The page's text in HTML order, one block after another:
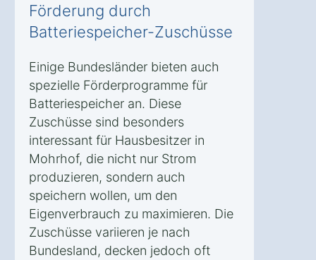
Förderung durch
Batteriespeicher-Zuschüsse
Einige Bundesländer bieten auch
spezielle Förderprogramme für
Batteriespeicher an. Diese
Zuschüsse sind besonders
interessant für Hausbesitzer in
Mohrhof, die nicht nur Strom
produzieren, sondern auch
speichern wollen, um den
Eigenverbrauch zu maximieren. Die
Zuschüsse variieren je nach
Bundesland, decken jedoch oft